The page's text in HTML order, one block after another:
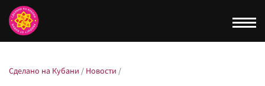
Сделано на Кубани / Новости /